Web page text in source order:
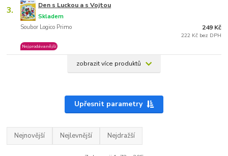
3. Den s Luckou a s Vojtou
Soubor Logico Primo
Skladem
Nejprodávanější
249 Kč
222 Kč bez DPH
zobrazit více produktů
Upřesnit parametry
Nejnovější Nejlevnější Nejdražší